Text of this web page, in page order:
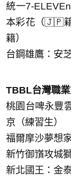
統一7-
本彩花（🇯🇵
籍）
台鋼雄鷹：安
TBBL台灣職
桃園台啤永豐
京（練習生）
福爾摩沙夢想
新竹御嵿攻城
新北國王：金